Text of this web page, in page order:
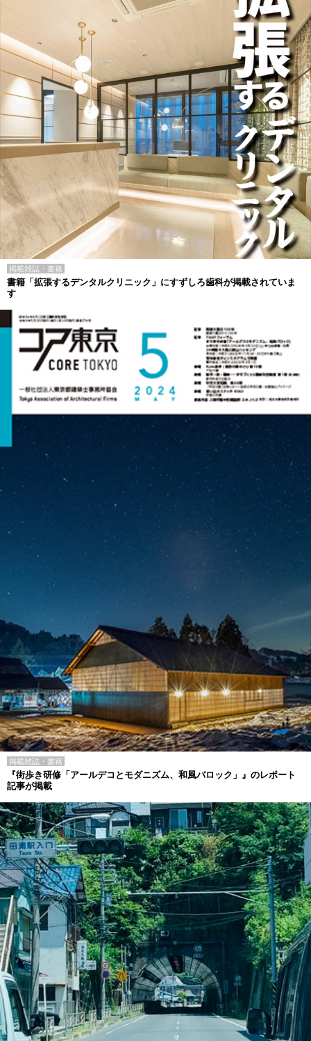
掲載雑誌・書籍
書籍「拡張するデンタルクリニック」にすずしろ歯科が掲載されていま
す
掲載雑誌・書籍
『街歩き研修「アールデコとモダニズム、和風バロック」』のレポート
記事が掲載